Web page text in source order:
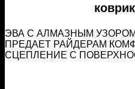
ЭВА С АЛМАЗНЫМ
ПРЕДАЕТ РАЙДЕРАМ
СЦЕПЛЕНИЕ С